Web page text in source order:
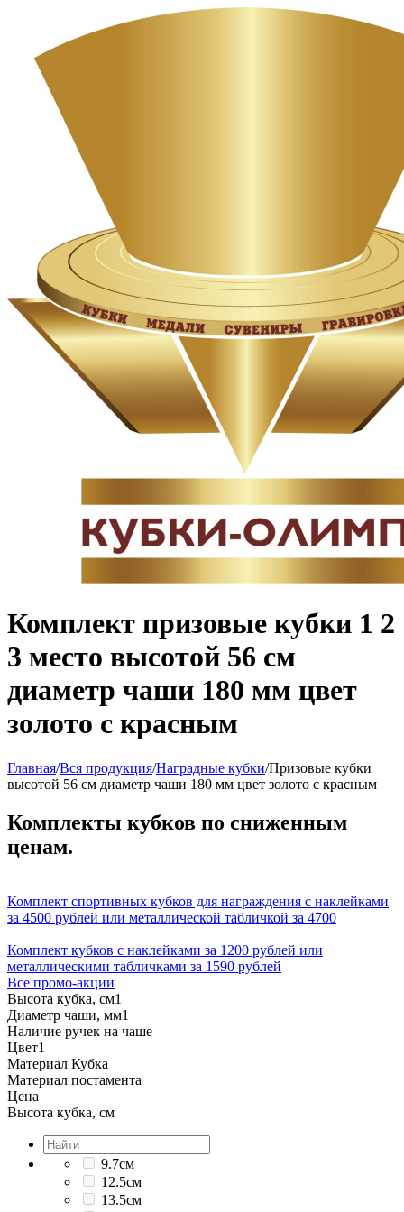
Комплект призовые кубки 1 2
3 место высотой 56 см
диаметр чаши 180 мм цвет
золото с красным
Главная/Вся продукция/Наградные кубки/Призовые кубки
высотой 56 см диаметр чаши 180 мм цвет золото с красным
Комплекты кубков по сниженным
ценам.
Комплект спортивных кубков для награждения с наклейками
за 4500 рублей или металлической табличкой за 4700
Комплект кубков с наклейками за 1200 рублей или
металлическими табличками за 1590 рублей
Все промо-акции
Высота кубка, см1
Диаметр чаши, мм1
Наличие ручек на чаше
Цвет1
Материал Кубка
Материал постамента
Цена
Высота кубка, см
9.7см
12.5см
13.5см